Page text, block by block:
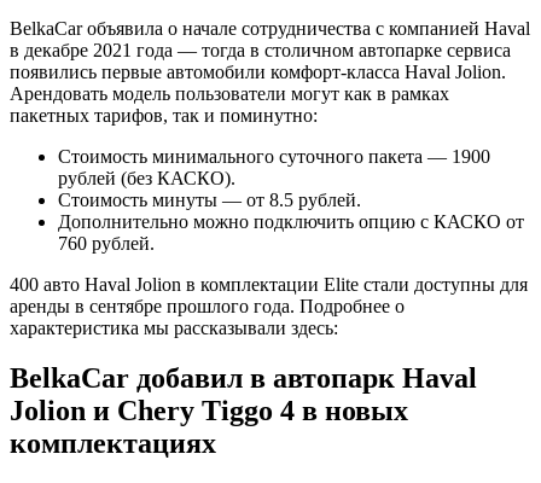
BelkaCar объявила о начале сотрудничества с компанией Haval
в декабре 2021 года — тогда в столичном автопарке сервиса
появились первые автомобили комфорт-класса Haval Jolion.
Арендовать модель пользователи могут как в рамках
пакетных тарифов, так и поминутно:
Стоимость минимального суточного пакета — 1900
рублей (без КАСКО).
Стоимость минуты — от 8.5 рублей.
Дополнительно можно подключить опцию с КАСКО от
760 рублей.
400 авто Haval Jolion в комплектации Elite стали доступны для
аренды в сентябре прошлого года. Подробнее о
характеристика мы рассказывали здесь:
BelkaCar добавил в автопарк Haval
Jolion и Chery Tiggo 4 в новых
комплектациях